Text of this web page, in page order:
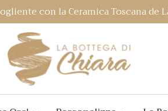
con la Ceramica Toscana de